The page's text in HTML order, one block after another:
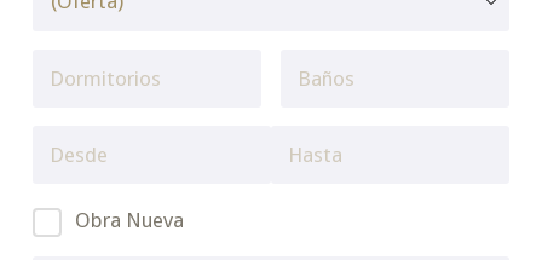
Obra Nueva